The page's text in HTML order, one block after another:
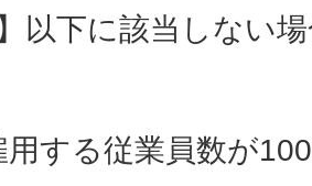
】以下に該当しない
用する従業員数が